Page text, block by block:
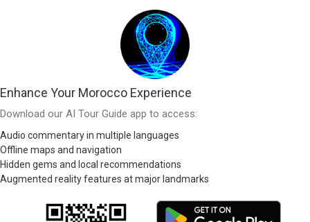
Enhance Your Morocco Experience
Download our AI Tour Guide app to access:
Audio commentary in multiple languages
Offline maps and navigation
Hidden gems and local recommendations
Augmented reality features at major landmarks